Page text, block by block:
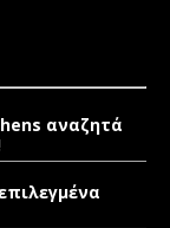
αναζητά